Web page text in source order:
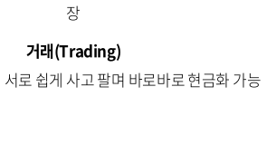
장
거래(Trading)
로 쉽게 사고 팔며 바로바로 현금화 가능